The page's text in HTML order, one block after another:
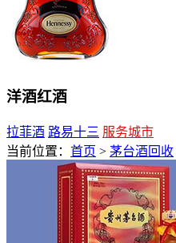
洋酒红酒
拉菲酒 路易十三 服务城市
当前位置： 首页 > 茅台酒回收